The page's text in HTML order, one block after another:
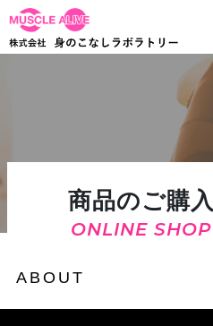
商品のご購入
ONLINE SHOP
ABOUT